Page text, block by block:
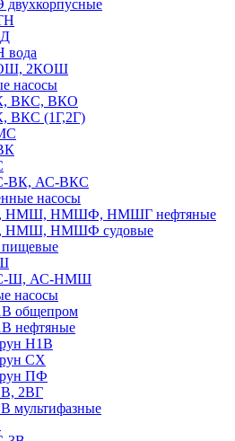
двухкорпусные
вода
2КОШ
насосы
ВКС, ВКО
ВКС (1Г,2Г)
ВК, АС-ВКС
насосы
НМШ, НМШФ, НМШГ нефтяные
НМШ, НМШФ судовые
Ш, АС-НМШ
насосы
общепром
нефтяные
Н1В
СХ
ПФ
2ВГ
мультифазные